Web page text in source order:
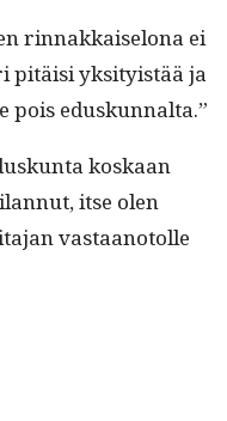
rin­nakkaiselona ei
pitäisi yksi­ty­istää ja
eduskunnalta.”
koskaan
itse olen
vas­taan­otolle